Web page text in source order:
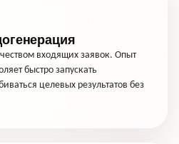
входящих заявок. Опыт
быстро запускать
целевых результатов без